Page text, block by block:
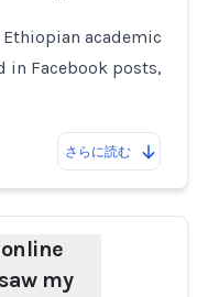
academic
in Facebook posts,
さらに読む
my